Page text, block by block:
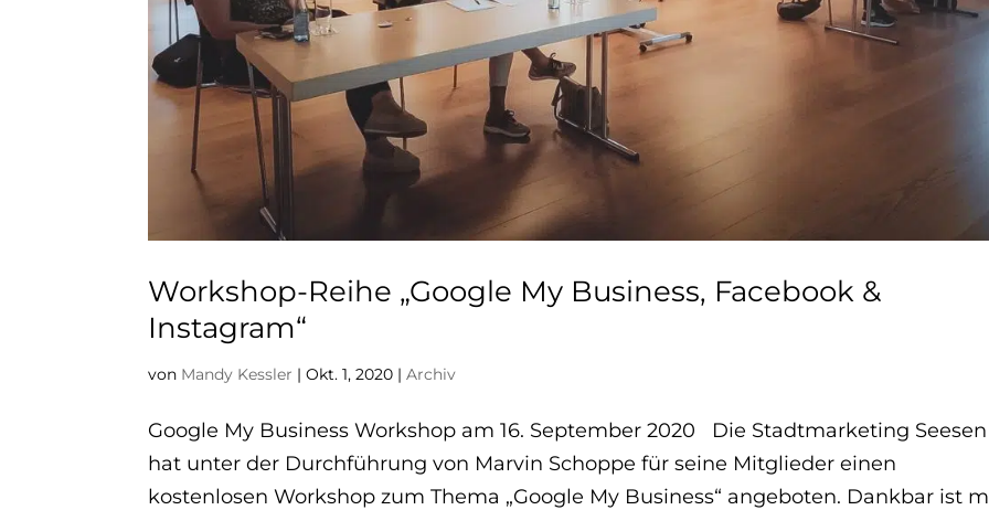
Workshop-Reihe „Google My Business, Facebook &
Instagram“
von Mandy Kessler |Okt. 1, 2020 |Archiv
Google My Business Workshop am 16. September 2020 Die Stadtmarketing
hat unter der Durchführung von Marvin Schoppe für seine Mitglieder einen
kostenlosen Workshop zum Thema „Google My Business“ angeboten. Dankbar ist